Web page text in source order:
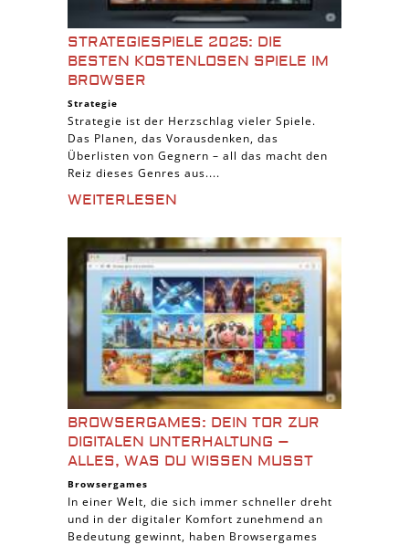
STRATEGIESPIELE 2025: DIE
BESTEN KOSTENLOSEN SPIELE IM
BROWSER
Strategie
Strategie ist der Herzschlag vieler Spiele.
Das Planen, das Vorausdenken, das
Überlisten von Gegnern – all das macht den
Reiz dieses Genres aus....
WEITERLESEN
BROWSERGAMES: DEIN TOR ZUR
DIGITALEN UNTERHALTUNG –
ALLES, WAS DU WISSEN MUSST
Browsergames
In einer Welt, die sich immer schneller dreht
und in der digitaler Komfort zunehmend an
Bedeutung gewinnt, haben Browsergames